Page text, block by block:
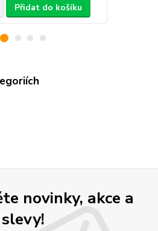
Přidat do košíku
novinky, akce a
slevy!